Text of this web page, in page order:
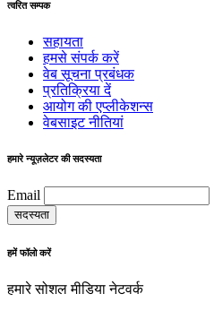
त्वरित सम्पक
सहायता
हमसे संपर्क करें
वेब सूचना प्रबंधक
प्रतिक्रिया दें
आयोग की एप्लीकेशन्स
वेबसाइट नीतियां
हमारे न्यूज़लेटर की सदस्यता
Email
हमें फॉलो करें
हमारे सोशल मीडिया नेटवर्क